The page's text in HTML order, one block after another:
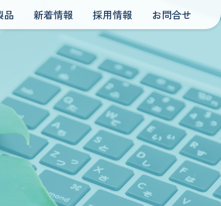
品 新着情報 採用情報 お問合せ